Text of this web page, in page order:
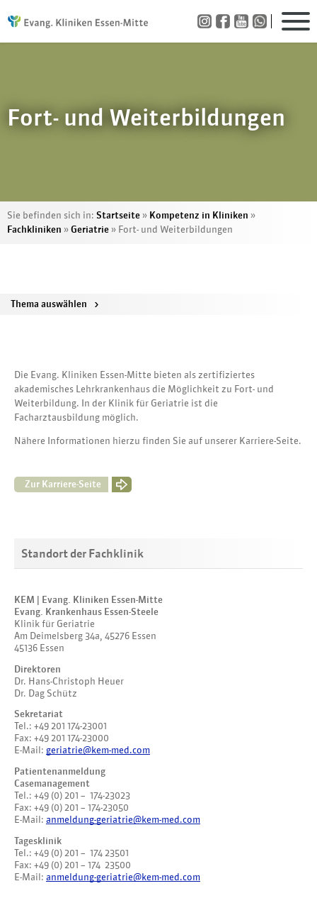
Fort- und Weiterbildungen
Sie befinden sich in: Startseite » Kompetenz in Kliniken »
Fachkliniken » Geriatrie » Fort- und Weiterbildungen
Thema auswählen >
Die Evang. Kliniken Essen-Mitte bieten als zertifiziertes
akademisches Lehrkrankenhaus die Möglichkeit zu Fort- und
Weiterbildung. In der Klinik für Geriatrie ist die
Facharztausbildung möglich.
Nähere Informationen hierzu finden Sie auf unserer Karriere-Seite.
Zur Karriere-Seite
Standort der Fachklinik
KEM | Evang. Kliniken Essen-Mitte
Evang. Krankenhaus Essen-Steele
Klinik für Geriatrie
Am Deimelsberg 34a, 45276 Essen
45136 Essen
Direktoren
Dr. Hans-Christoph Heuer
Dr. Dag Schütz
Sekretariat
Tel.: +49 201 174-23001
Fax: +49 201 174-23000
E-Mail: geriatrie@kem-med.com
Patientenanmeldung
Casemanagement
Tel.: +49 (0) 201 – 174-23023
Fax: +49 (0) 201 – 174-23050
E-Mail: anmeldung-geriatrie@kem-med.com
Tagesklinik
Tel.: +49 (0) 201 – 174 23501
Fax: +49 (0) 201 – 174 23500
E-Mail: anmeldung-geriatrie@kem-med.com